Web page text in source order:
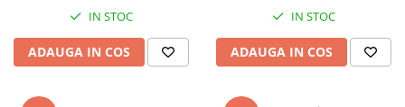
Televizoare
IN STOC
ADAUGA IN COS
IN STOC
ADAUGA IN COS